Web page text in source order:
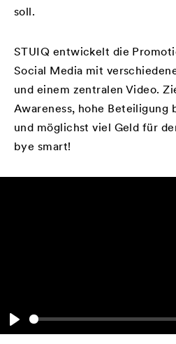
soll.
STUIQ entwickelt die
Social Media mit
und einem zentralen Video.
Awareness, hohe Beteiligung
und möglichst viel Geld für
bye smart!
Play